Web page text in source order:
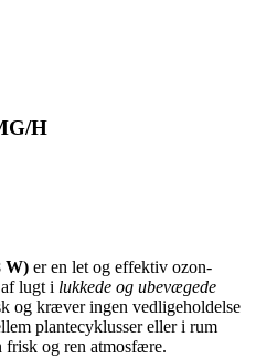
H
W) er en let og effektiv ozon-
lugt i lukkede og ubevægede
og kræver ingen vedligeholdelse
plantecyklusser eller i rum
frisk og ren atmosfære.